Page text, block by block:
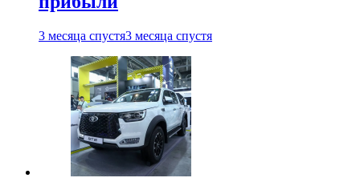
3 месяца спустя3 месяца спустя